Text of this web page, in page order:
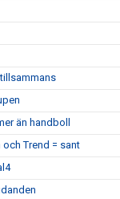
än handboll
Trend = sant